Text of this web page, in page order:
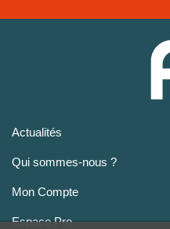
Actualités
Qui sommes-nous ?
Mon Compte
Espace Pro